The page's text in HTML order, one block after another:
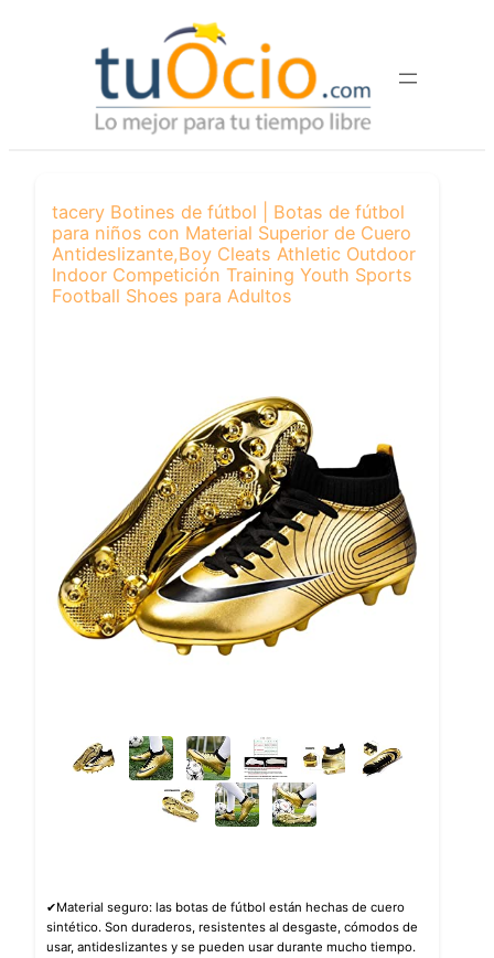
tacery Botines de fútbol | Botas de fútbol
para niños con Material Superior de Cuero
Antideslizante,Boy Cleats Athletic Outdoor
Indoor Competición Training Youth Sports
Football Shoes para Adultos
✔Material seguro: las botas de fútbol están hechas de cuero
sintético. Son duraderos, resistentes al desgaste, cómodos de
usar, antideslizantes y se pueden usar durante mucho tiempo.